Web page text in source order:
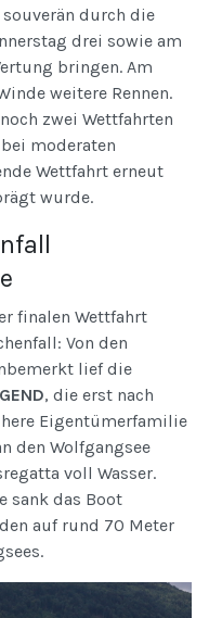
durch die
drei sowie am
bringen. Am
weitere Rennen.
zwei Wettfahrten
moderaten
Wettfahrt erneut
wurde.
finalen Wettfahrt
Von den
lief die
, die erst nach
Eigentümerfamilie
den Wolfgangsee
voll Wasser.
sank das Boot
auf rund 70 Meter